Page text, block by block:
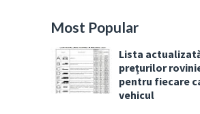
Most Popular
Lista
prețurilor
pentru fiecare
vehicul